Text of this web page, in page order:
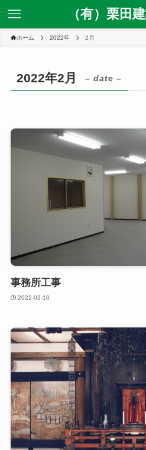
（有）栗田
ホーム 2022年 2月
2022年2月 – date –
事務所工事
2022-02-10